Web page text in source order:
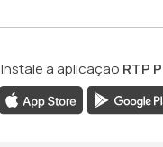
Instale a aplicação RTP